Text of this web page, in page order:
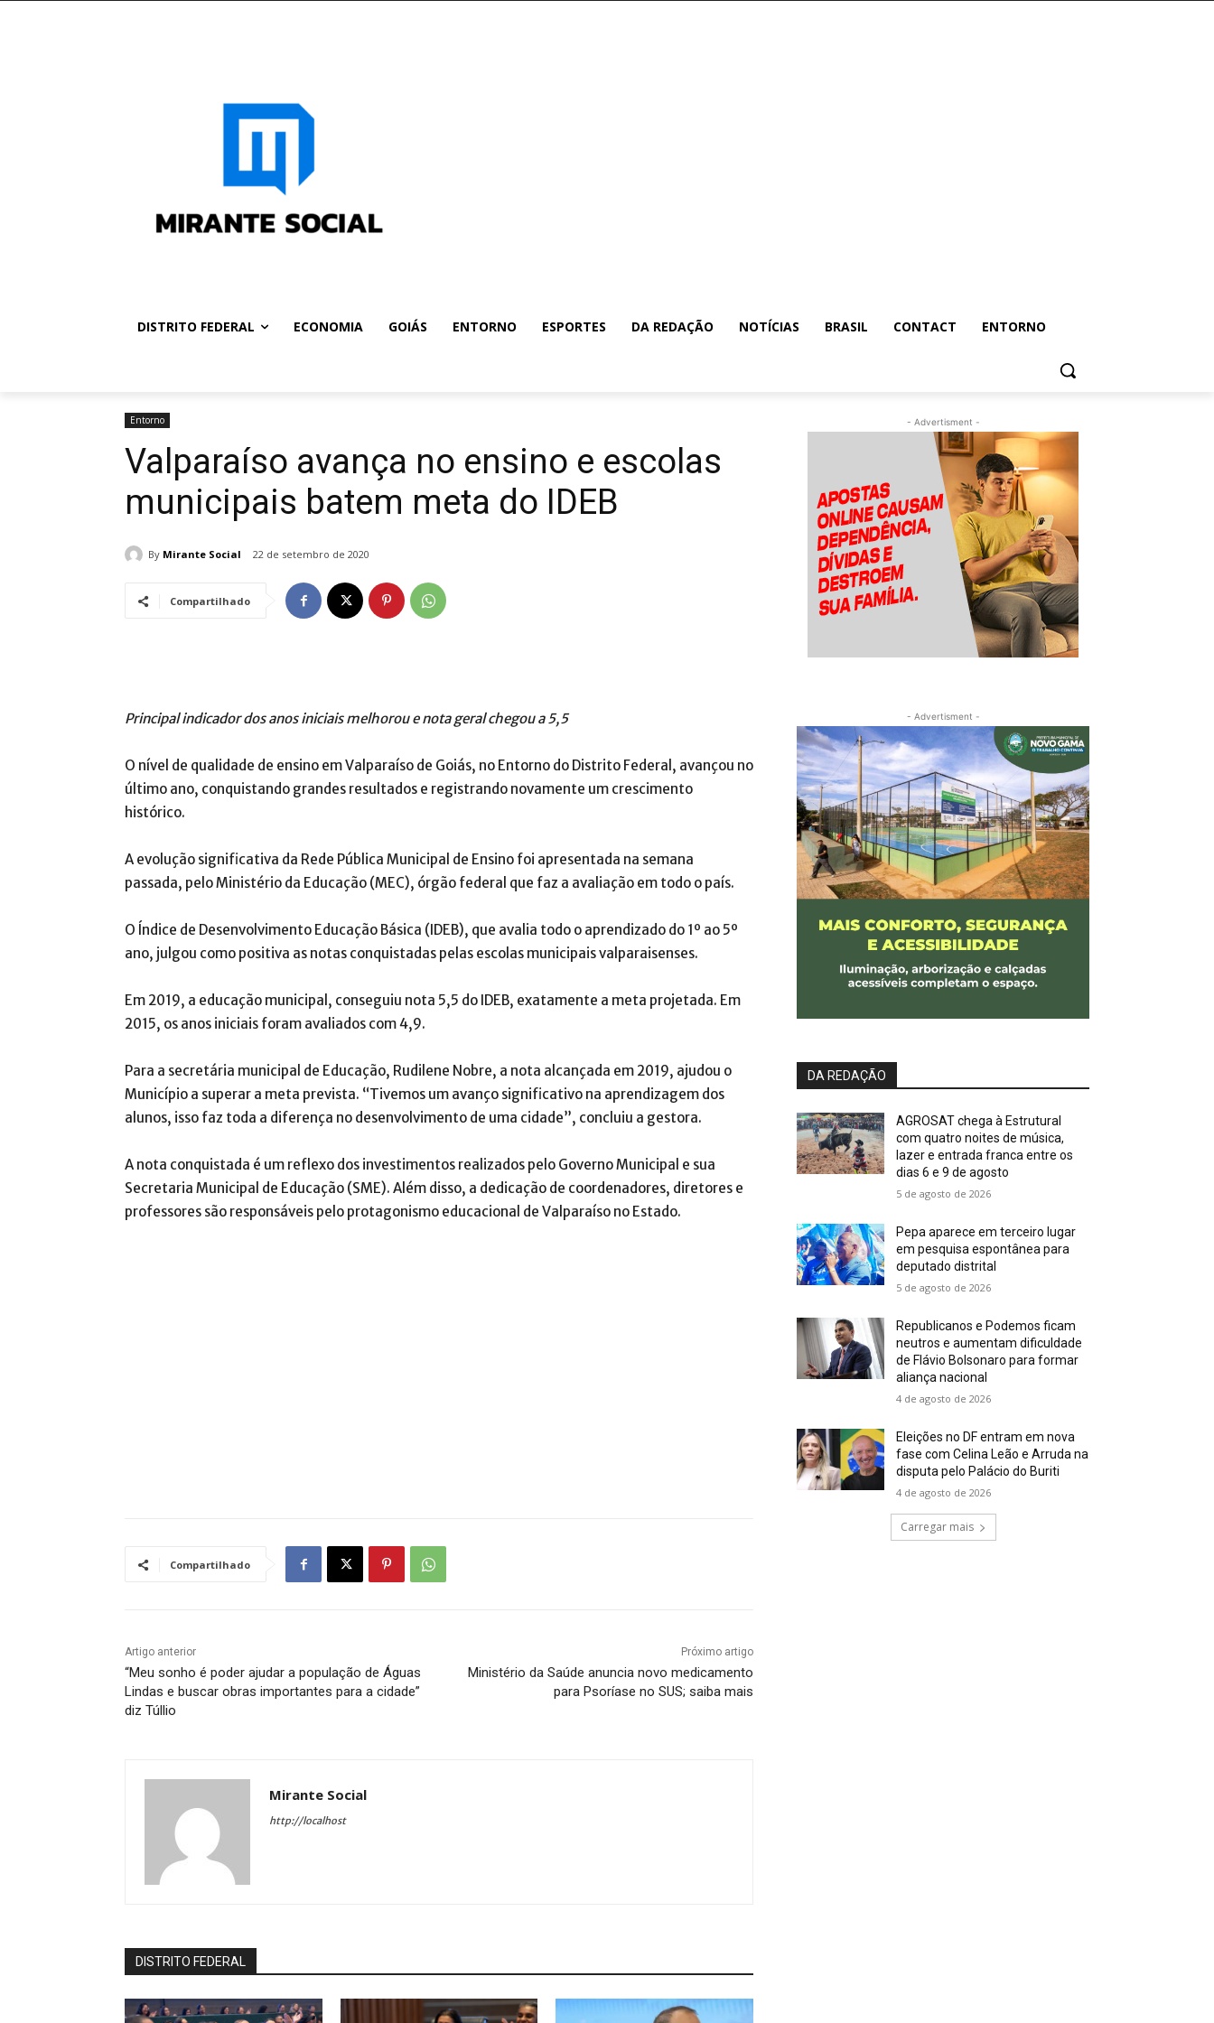
DISTRITO FEDERAL ECONOMIA GOIÁS ENTORNO ESPORTES DA REDAÇÃO NOTÍCIAS BRASIL CONTACT ENTORNO
Entorno
Valparaíso avança no ensino e escolas
municipais batem meta do IDEB
By Mirante Social 22 de setembro de 2020
Compartilhado
Principal indicador dos anos iniciais melhorou e nota geral chegou a 5,5
O nível de qualidade de ensino em Valparaíso de Goiás, no Entorno do Distrito Federal, avançou no
último ano, conquistando grandes resultados e registrando novamente um crescimento
histórico.
A evolução significativa da Rede Pública Municipal de Ensino foi apresentada na semana
passada, pelo Ministério da Educação (MEC), órgão federal que faz a avaliação em todo o país.
O Índice de Desenvolvimento Educação Básica (IDEB), que avalia todo o aprendizado do 1º ao 5º
ano, julgou como positiva as notas conquistadas pelas escolas municipais valparaisenses.
Em 2019, a educação municipal, conseguiu nota 5,5 do IDEB, exatamente a meta projetada. Em
2015, os anos iniciais foram avaliados com 4,9.
Para a secretária municipal de Educação, Rudilene Nobre, a nota alcançada em 2019, ajudou o
Município a superar a meta prevista. “Tivemos um avanço significativo na aprendizagem dos
alunos, isso faz toda a diferença no desenvolvimento de uma cidade”, concluiu a gestora.
A nota conquistada é um reflexo dos investimentos realizados pelo Governo Municipal e sua
Secretaria Municipal de Educação (SME). Além disso, a dedicação de coordenadores, diretores e
professores são responsáveis pelo protagonismo educacional de Valparaíso no Estado.
Compartilhado
Artigo anterior
“Meu sonho é poder ajudar a população de Águas
Lindas e buscar obras importantes para a cidade”
diz Túllio
Próximo artigo
Ministério da Saúde anuncia novo medicamento
para Psoríase no SUS; saiba mais
Mirante Social
http://localhost
DISTRITO FEDERAL
- Advertisment -
- Advertisment -
DA REDAÇÃO
AGROSAT chega à Estrutural
com quatro noites de música,
lazer e entrada franca entre os
dias 6 e 9 de agosto
5 de agosto de 2026
Pepa aparece em terceiro lugar
em pesquisa espontânea para
deputado distrital
5 de agosto de 2026
Republicanos e Podemos ficam
neutros e aumentam dificuldade
de Flávio Bolsonaro para formar
aliança nacional
4 de agosto de 2026
Eleições no DF entram em nova
fase com Celina Leão e Arruda na
disputa pelo Palácio do Buriti
4 de agosto de 2026
Carregar mais